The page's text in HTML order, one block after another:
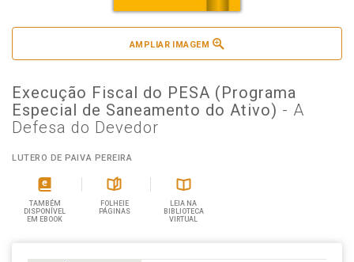
AMPLIAR IMAGEM
Execução Fiscal do PESA (Programa
Especial de Saneamento do Ativo) - A
Defesa do Devedor
LUTERO DE PAIVA PEREIRA
TAMBÉM
DISPONÍVEL
EM EBOOK
FOLHEIE
PÁGINAS
LEIA NA
BIBLIOTECA
VIRTUAL